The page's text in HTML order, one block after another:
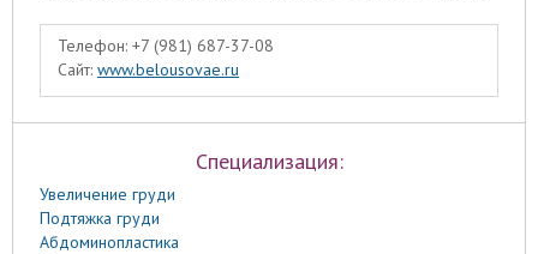
Телефон: +7 (981) 687-37-08
Сайт: www.belousovae.ru
Специализация:
Увеличение груди
Подтяжка груди
Абдоминопластика